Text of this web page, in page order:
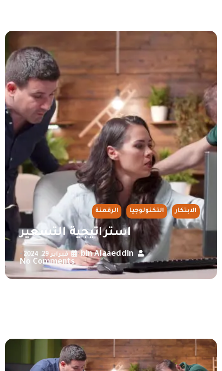
الابتكار التكنولوجيا الرقمنة
استراتيجية التسعير
bin Alaaeddin
• فبراير 29, 2024 •
No Comments